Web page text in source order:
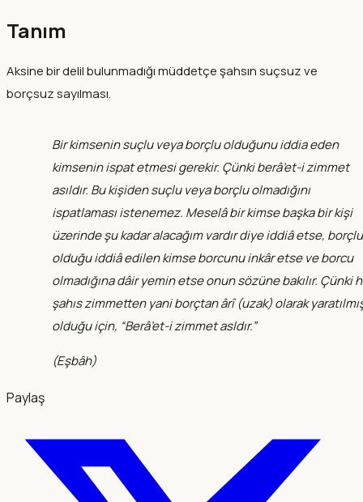
Tanım
Aksine bir delil bulunmadığı müddetçe şahsın suçsuz ve
borçsuz sayılması.
Bir kimsenin suçlu veya borçlu olduğunu iddia eden
kimsenin ispat etmesi gerekir. Çünki berâ’et-i zimmet
asıldır. Bu kişiden suçlu veya borçlu olmadığını
ispatlaması istenemez. Meselâ bir kimse başka bir kişi
üzerinde şu kadar alacağım vardır diye iddiâ etse, borçlu
olduğu iddiâ edilen kimse borcunu inkâr etse ve borcu
olmadığına dâir yemin etse onun sözüne bakılır. Çünki
şahıs zimmetten yani borçtan ârî (uzak) olarak
olduğu için, “Berâ’et-i zimmet asldır.”
(Eşbâh)
Paylaş